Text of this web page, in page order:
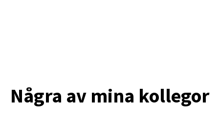
Några av mina kollegor